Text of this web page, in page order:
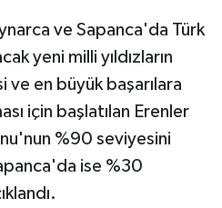
ve Sapanca'da Türk
yeni milli yıldızların
en büyük başarılara
için başlatılan Erenler
%90 seviyesini
ise %30